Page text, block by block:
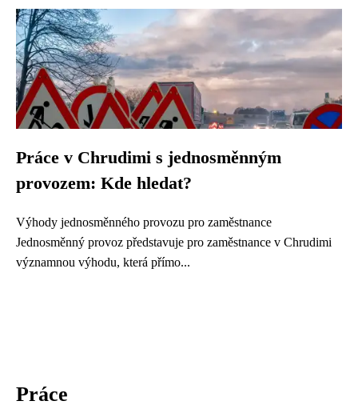
Práce v Chrudimi s jednosměnným
provozem: Kde hledat?
Výhody jednosměnného provozu pro zaměstnance
Jednosměnný provoz představuje pro zaměstnance v Chrudimi
významnou výhodu, která přímo...
Práce